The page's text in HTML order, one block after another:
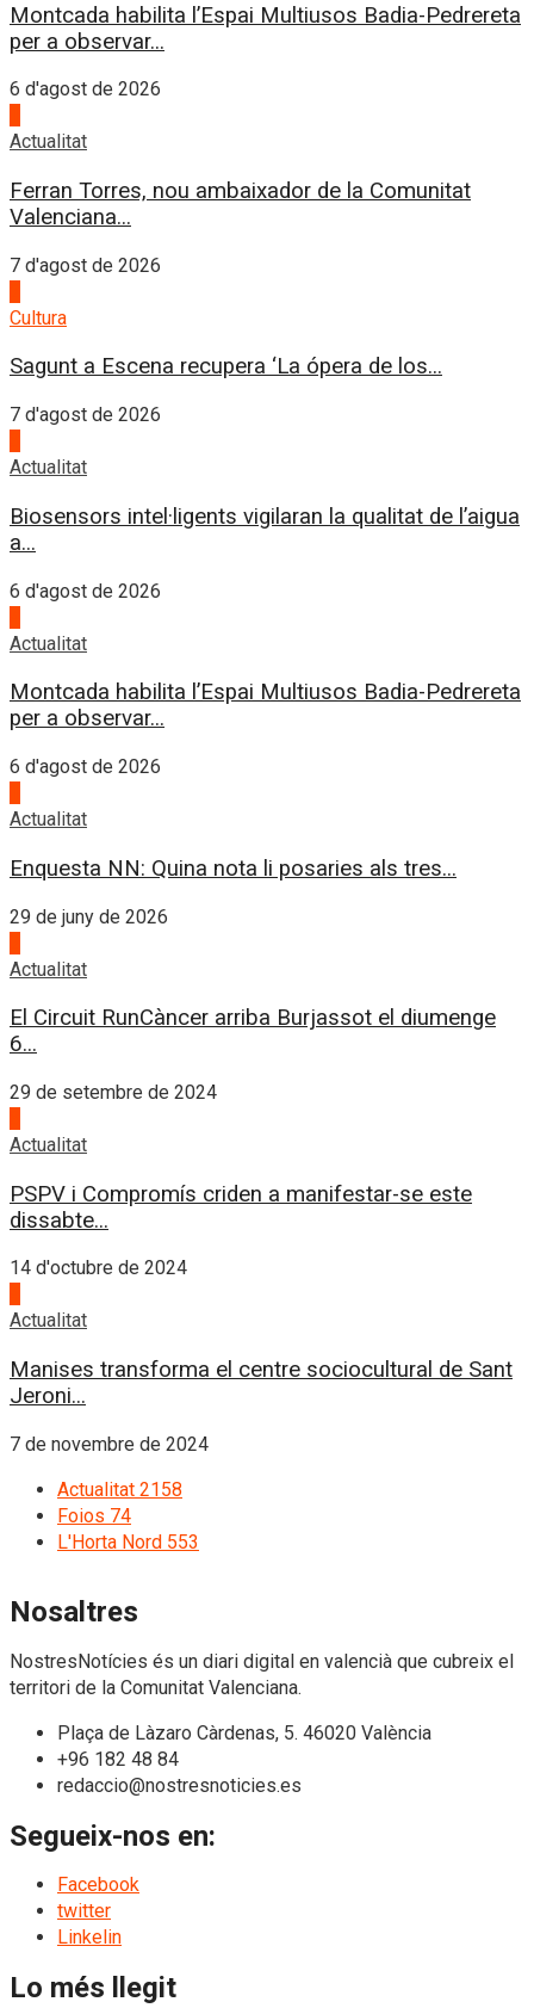
Montcada habilita l’Espai Multiusos Badia-Pedrereta
per a observar...
6 d'agost de 2026
Actualitat
Ferran Torres, nou ambaixador de la Comunitat
Valenciana...
7 d'agost de 2026
Cultura
Sagunt a Escena recupera ‘La ópera de los...
7 d'agost de 2026
Actualitat
Biosensors intel·ligents vigilaran la qualitat de l’aigua
a...
6 d'agost de 2026
Actualitat
Montcada habilita l’Espai Multiusos Badia-Pedrereta
per a observar...
6 d'agost de 2026
Actualitat
Enquesta NN: Quina nota li posaries als tres...
29 de juny de 2026
Actualitat
El Circuit RunCàncer arriba Burjassot el diumenge
6...
29 de setembre de 2024
Actualitat
PSPV i Compromís criden a manifestar-se este
dissabte...
14 d'octubre de 2024
Actualitat
Manises transforma el centre sociocultural de Sant
Jeroni...
7 de novembre de 2024
Actualitat 2158
Foios 74
L'Horta Nord 553
Nosaltres
NostresNotícies és un diari digital en valencià que cubreix el
territori de la Comunitat Valenciana.
Plaça de Làzaro Càrdenas, 5. 46020 València
+96 182 48 84
redaccio@nostresnoticies.es
Segueix-nos en:
Facebook
twitter
Linkelin
Lo més llegit